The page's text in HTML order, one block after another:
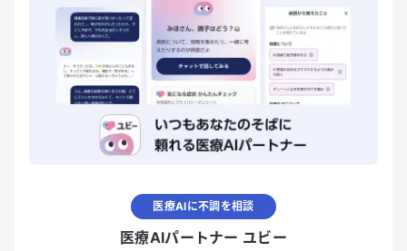
医療AIに不調を相談
医療AIパートナー ユビー